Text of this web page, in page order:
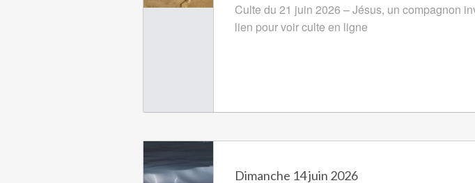
Culte du 21 juin 2026 – Jésus, un compagnon
lien pour voir culte en ligne
Dimanche 14 juin 2026